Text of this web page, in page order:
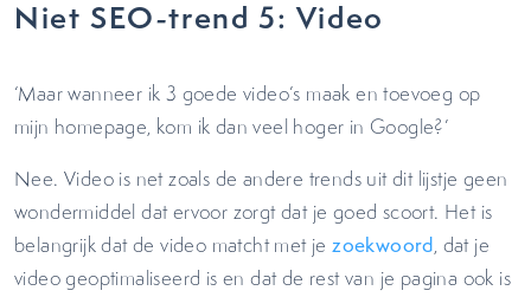
Niet SEO-trend 5: Video
‘Maar wanneer ik 3 goede video’s maak en toevoeg op
mijn homepage, kom ik dan veel hoger in Google?’
Nee. Video is net zoals de andere trends uit dit lijstje geen
wondermiddel dat ervoor zorgt dat je goed scoort. Het is
belangrijk dat de video matcht met jezoekwoord, dat je
video geoptimaliseerd is en dat de rest van je pagina ook is